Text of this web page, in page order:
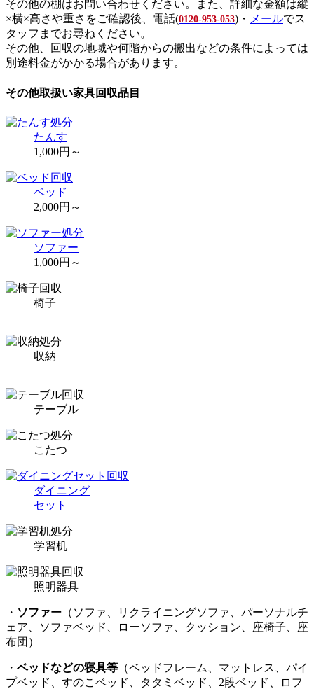
その他の棚はお問い合わせください。また、詳細な金額は縦
×横×高さや重さをご確認後、電話(0120-953-053)・ メールでス
タッフまでお尋ねください。
その他、回収の地域や何階からの搬出などの条件によっては
別途料金がかかる場合があります。
その他取扱い家具回収品目
たんす
1,000円～
ベッド
2,000円～
ソファー
1,000円～
椅子
収納
テーブル
こたつ
ダイニング
セット
学習机
照明器具
・ ソファー （ソファ、リクライニングソファ、パーソナルチ
ェア、ソファベッド、ローソファ、クッション、座椅子、座
布団）
・ ベッドなどの寝具等 （ベッドフレーム、マットレス、パイ
プベッド、すのこベッド、タタミベッド、2段ベッド、ロフ